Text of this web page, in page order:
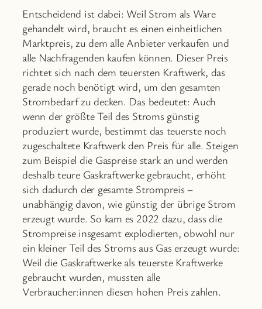
Entscheidend ist dabei: Weil Strom als Ware
gehandelt wird, braucht es einen einheitlichen
Marktpreis, zu dem alle Anbieter verkaufen und
alle Nachfragenden kaufen können. Dieser Preis
richtet sich nach dem teuersten Kraftwerk, das
gerade noch benötigt wird, um den gesamten
Strombedarf zu decken. Das bedeutet: Auch
wenn der größte Teil des Stroms günstig
produziert wurde, bestimmt das teuerste noch
zugeschaltete Kraftwerk den Preis für alle. Steigen
zum Beispiel die Gaspreise stark an und werden
deshalb teure Gaskraftwerke gebraucht, erhöht
sich dadurch der gesamte Strompreis –
unabhängig davon, wie günstig der übrige Strom
erzeugt wurde. So kam es 2022 dazu, dass die
Strompreise insgesamt explodierten, obwohl nur
ein kleiner Teil des Stroms aus Gas erzeugt wurde:
Weil die Gaskraftwerke als teuerste Kraftwerke
gebraucht wurden, mussten alle
Verbraucher:innen diesen hohen Preis zahlen.